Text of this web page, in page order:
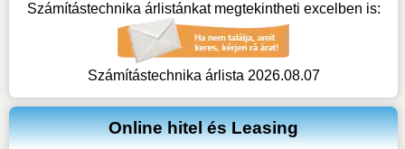
Számítástechnika árlistánkat megtekintheti excelben is:
Számítástechnika árlista 2026.08.07
Online hitel és Leasing